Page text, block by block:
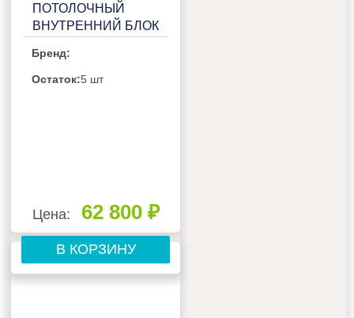
ПОТОЛОЧНЫЙ
ВНУТРЕННИЙ БЛОК
СИСТЕМЫ HAIER
AC50S2SG1FA
Бренд:
Остаток:5 шт
Цена: 62 800 ₽
В КОРЗИНУ